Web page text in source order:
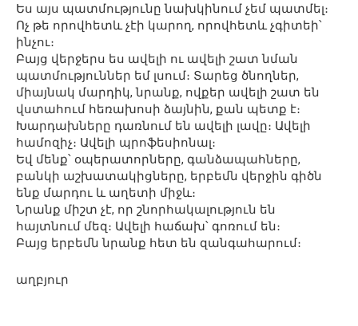
Ես այս պատմությունը նախկինում չեմ պատմել։
Ոչ թե որովհետև չէի կարող, որովհետև չգիտեի՝
ինչու։
Բայց վերջերս ես ավելի ու ավելի շատ նման
պատմություններ եմ լսում։ Տարեց ծնողներ,
միայնակ մարդիկ, նրանք, ովքեր ավելի շատ են
վստահում հեռախոսի ձայնին, քան պետք է։
Խարդախները դառնում են ավելի լավը։ Ավելի
համոզիչ։ Ավելի պրոֆեսիոնալ։
Եվ մենք՝ օպերատորները, գանձապահները,
բանկի աշխատակիցները, երբեմն վերջին գիծն
ենք մարդու և աղետի միջև։
Նրանք միշտ չէ, որ շնորհակալություն են
հայտնում մեզ։ Ավելի հաճախ՝ գոռում են։
Բայց երբեմն նրանք հետ են զանգահարում։
աղբյուր